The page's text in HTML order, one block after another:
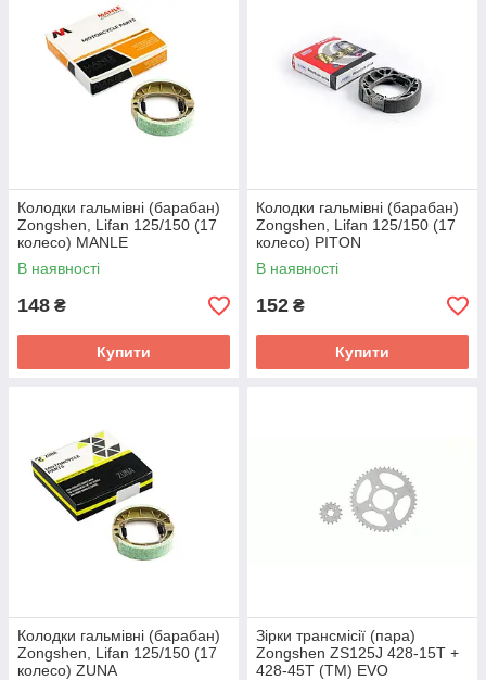
Колодки гальмівні (барабан)
Zongshen, Lifan 125/150 (17
колесо) MANLE
В наявності
148 ₴
Купити
Колодки гальмівні (барабан)
Zongshen, Lifan 125/150 (17
колесо) PITON
В наявності
152 ₴
Купити
Колодки гальмівні (барабан)
Zongshen, Lifan 125/150 (17
колесо) ZUNA
Зірки трансмісії (пара)
Zongshen ZS125J 428-15T +
428-45T (TM) EVO